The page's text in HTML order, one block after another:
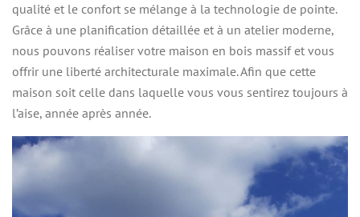
qualité et le confort se mélange à la technologie de pointe.
Grâce à une planification détaillée et à un atelier moderne,
nous pouvons réaliser votre maison en bois massif et vous
offrir une liberté architecturale maximale. Afin que cette
maison soit celle dans laquelle vous vous sentirez toujours à
l’aise, année après année.